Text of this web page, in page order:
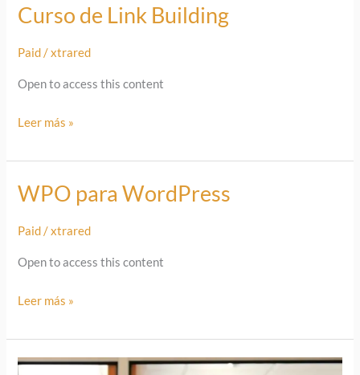
Curso de Link Building
Paid/xtrared
Open to access this content
Curso
Link
Leer más »
WPO para WordPress
Paid/xtrared
Open to access this content
WPO
WordPress
Leer más »
Curso